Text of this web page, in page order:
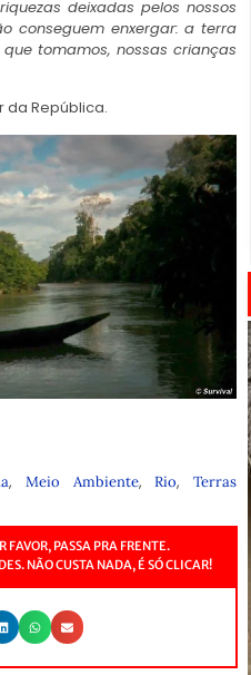
deixadas pelos nossos
conseguem enxergar: a terra
tomamos, nossas crianças
da República.
, Meio Ambiente,Rio,Terras
FAVOR, PASSA PRA FRENTE.
NÃO CUSTA NADA, É SÓ CLICAR!